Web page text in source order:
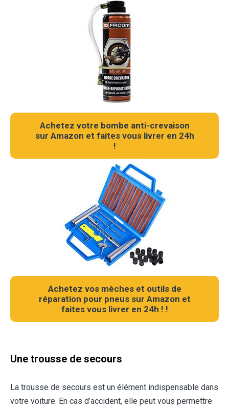
Achetez votre bombe anti-crevaison
sur Amazon et faites vous livrer en 24h
!
Achetez vos mèches et outils de
réparation pour pneus sur Amazon et
faites vous livrer en 24h ! !
Une trousse de secours
La trousse de secours est un élément indispensable dans
votre voiture. En cas d’accident, elle peut vous permettre